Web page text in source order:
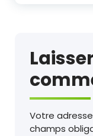
Votre
champs